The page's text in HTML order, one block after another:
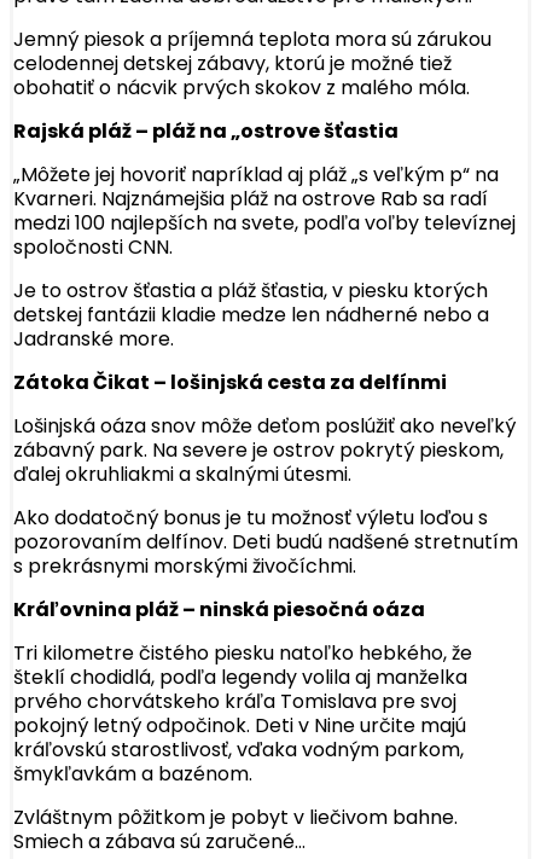
Jemný piesok a príjemná teplota mora sú zárukou
celodennej detskej zábavy, ktorú je možné tiež
obohatiť o nácvik prvých skokov z malého móla.
Rajská pláž – pláž na „ostrove šťastia
„Môžete jej hovoriť napríklad aj pláž „s veľkým p“ na
Kvarneri. Najznámejšia pláž na ostrove Rab sa radí
medzi 100 najlepších na svete, podľa voľby televíznej
spoločnosti CNN.
Je to ostrov šťastia a pláž šťastia, v piesku ktorých
detskej fantázii kladie medze len nádherné nebo a
Jadranské more.
Zátoka Čikat – lošinjská cesta za delfínmi
Lošinjská oáza snov môže deťom poslúžiť ako neveľký
zábavný park. Na severe je ostrov pokrytý pieskom,
ďalej okruhliakmi a skalnými útesmi.
Ako dodatočný bonus je tu možnosť výletu loďou s
pozorovaním delfínov. Deti budú nadšené stretnutím
s prekrásnymi morskými živočíchmi.
Kráľovnina pláž – ninská piesočná oáza
Tri kilometre čistého piesku natoľko hebkého, že
šteklí chodidlá, podľa legendy volila aj manželka
prvého chorvátskeho kráľa Tomislava pre svoj
pokojný letný odpočinok. Deti v Nine určite majú
kráľovskú starostlivosť, vďaka vodným parkom,
šmykľavkám a bazénom.
Zvláštnym pôžitkom je pobyt v liečivom bahne.
Smiech a zábava sú zaručené…